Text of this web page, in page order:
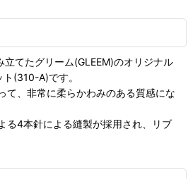
てたグリーム(GLEEM)のオリジナル
(310-A)です。
て、非常に柔らかわみのある質感にな
る4本針による縫製が採用され、リブ